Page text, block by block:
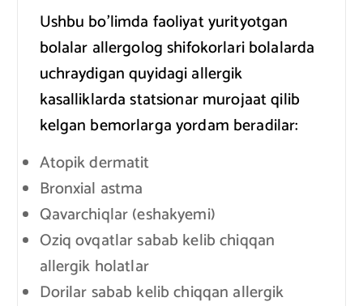
Ushbu bo’limda faoliyat yurityotgan
bolalar allergolog shifokorlari bolalarda
uchraydigan quyidagi allergik
kasalliklarda statsionar murojaat qilib
kelgan bemorlarga yordam beradilar:
Atopik dermatit
Bronxial astma
Qavarchiqlar (eshakyemi)
Oziq ovqatlar sabab kelib chiqqan
allergik holatlar
Dorilar sabab kelib chiqqan allergik